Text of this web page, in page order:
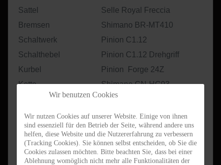
Sattel
Selle Royal Freccia
Bremsen
Shimano BR-MT410
Schaltwerk
Pinion C1.12
Schalthebel
Pinion C1.12 Drehgriff
Kurbel
Pinion Forge 24Z
Kette
Shimano CN-HG93
Pinion Ritzel 24Z
Laufräder
DT Swiss 370 Disc/ Shimano
Reifen
Schwalbe Marathon 50x622
Gepäckträger
Racktime BoostIT
Schutzbleche
SKS Style 53mm
Wir benutzen Cookies
Wir nutzen Cookies auf unserer Website. Einige von ihnen
sind essenziell für den Betrieb der Seite, während andere uns
helfen, diese Website und die Nutzererfahrung zu verbessern
(Tracking Cookies). Sie können selbst entscheiden, ob Sie die
Cookies zulassen möchten. Bitte beachten Sie, dass bei einer
Ablehnung womöglich nicht mehr alle Funktionalitäten der